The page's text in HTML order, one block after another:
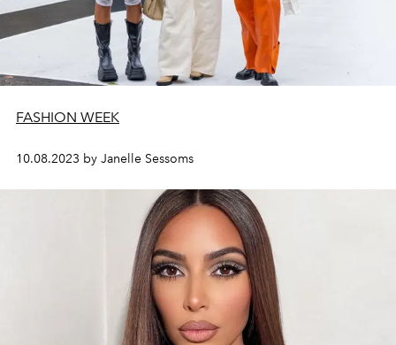
FASHION WEEK
10.08.2023 by Janelle Sessoms